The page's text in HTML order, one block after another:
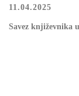
11.04.2025
Sаvеz knjižеvnikа